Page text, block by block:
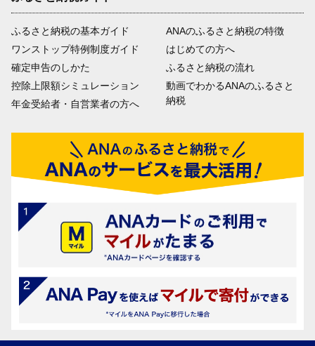
ふるさと納税の基本ガイド
ワンストップ特例制度ガイド
確定申告のしかた
控除上限額シミュレーション
年金受給者・自営業者の方へ
ANAのふるさと納税の特徴
はじめての方へ
ふるさと納税の流れ
動画でわかるANAのふるさと
納税